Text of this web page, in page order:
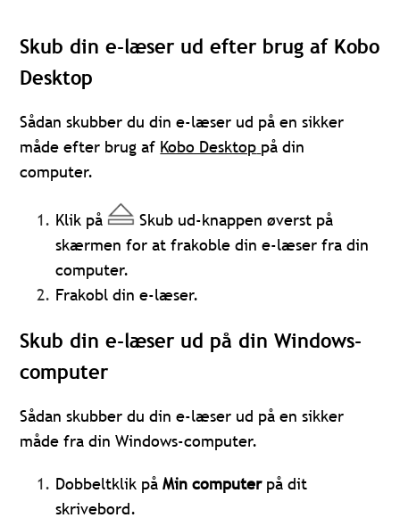
Skub din e-læser ud efter brug af Kobo
Desktop
Sådan skubber du din e-læser ud på en sikker
måde efter brug af Kobo Desktop på din
computer.
Klik på
Skub ud-knappen øverst på
skærmen for at frakoble din e-læser fra din
computer.
Frakobl din e-læser.
Skub din e-læser ud på din Windows-
computer
Sådan skubber du din e-læser ud på en sikker
måde fra din Windows-computer.
Dobbeltklik påMin computerpå dit
skrivebord.